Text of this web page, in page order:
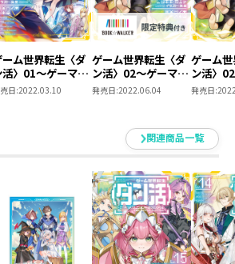
ームも大好き。
ら大忙し。
ら、いっぱいゲームするんだ！
ながら毎日頑張り中！
ム世界転生〈ダ
活〉01～ゲーマー
ダンジョン就活
スメ】を〈はじ
日:2022.03.10
ゲーム世界転生〈ダ
ン活〉02～ゲーマー
は【ダンジョン就活
のススメ】を〈はじ
【BOOK☆WALKER
限定書き下ろしSS＆
電子書籍限定SS付
き】
発売日:2022.06.04
ゲーム
ン活〉
は【ダ
のスス
～
発売日:
関連商品一覧